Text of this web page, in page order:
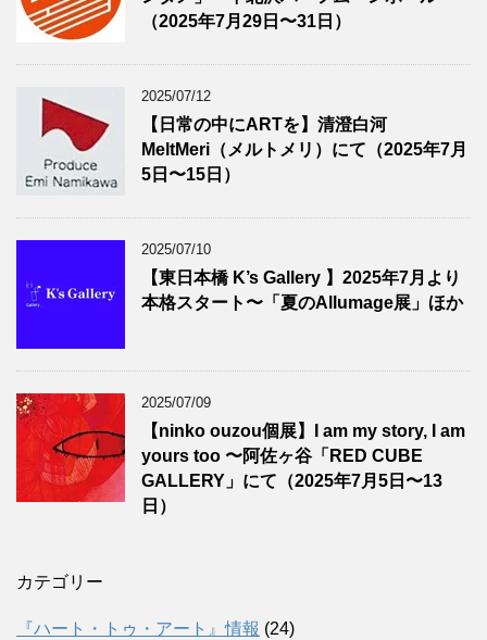
（2025年7月29日〜31日）
2025/07/12
【日常の中にARTを】清澄白河
MeltMeri（メルトメリ）にて（2025年7月
5日〜15日）
2025/07/10
【東日本橋 K’s Gallery 】2025年7月より
本格スタート〜「夏のAllumage展」ほか
2025/07/09
【ninko ouzou個展】I am my story, I am
yours too 〜阿佐ヶ谷「RED CUBE
GALLERY」にて（2025年7月5日〜13
日）
カテゴリー
『ハート・トゥ・アート』情報 (24)